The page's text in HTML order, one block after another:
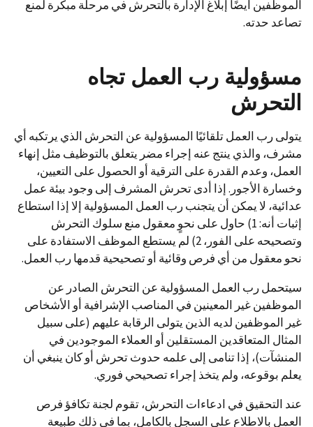
الموظفين أيضًا إبلاغ الإدارة بالتحرش في مرحلة مبكرة لمنع
تصاعد حدته.
مسؤولية رب العمل تجاه
التحرش
يتولى رب العمل تلقائيًا المسؤولية عن التحرش الذي يرتكبه أي
مشرف، والذي ينتج عنه إجراء مضر يتعلق بالتوظيف مثل إنهاء
العمل، وعدم القدرة على الترقية أو الحصول على التعيين،
وخسارة الأجور. إذا أدى تحرش المشرف إلى وجود بيئة عمل
عدائية، لا يمكن أن يتجنب رب العمل المسؤولية إلا إذا استطاع
إثبات أنه: 1) حاول على نحوٍ معقول منع سلوك التحرش
وتصحيحه على الفور، 2) لم يستطع الموظف الاستفادة على
نحو معقول من أي فرص وقائية أو تصحيحية قدمها رب العمل.
سيتحمل رب العمل المسؤولية عن التحرش الصادر عن
الموظفين غير المعينين في المناصب الإشرافية أو الأشخاص
غير الموظفين لديه الذين يتولى الرقابة عليهم (على سبيل
المثال المتعاقدين المستقلين أو العملاء الموجودين في
المنشآت)، إذا تنامى إلى علمه حدوث تحرش أو كان ينبغي أن
يعلم بوقوعه، ولم يتخذ إجراء تصحيحي فوري.
عند التحقيق في ادعاءات التحرش، تقوم لجنة تكافؤ فرص
العمل بالاطلاع على السجل بالكامل، بما في ذلك طبيعة